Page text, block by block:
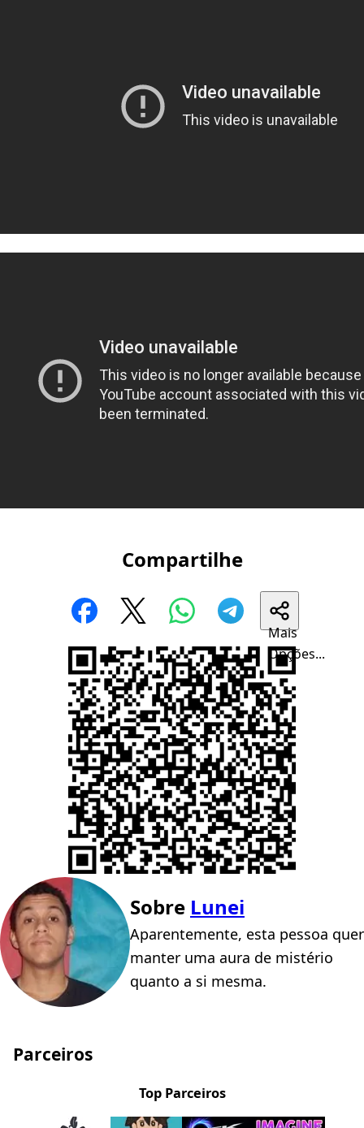
Compartilhe
Mais
Opções...
Sobre Lunei
Aparentemente, esta pessoa quer
manter uma aura de mistério
quanto a si mesma.
Parceiros
Top Parceiros